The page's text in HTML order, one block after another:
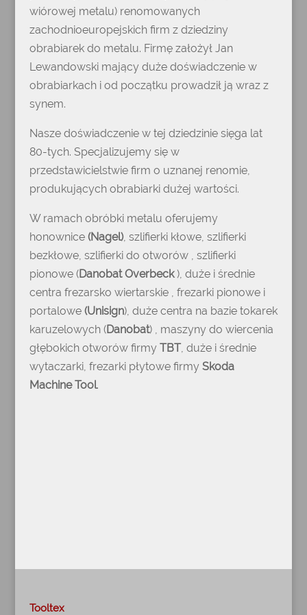
wiórowej metalu) renomowanych
zachodnioeuropejskich firm z dziedziny
obrabiarek do metalu. Firmę założył Jan
Lewandowski mający duże doświadczenie w
obrabiarkach i od początku prowadził ją wraz z
synem.
Nasze doświadczenie w tej dziedzinie sięga lat
80-tych. Specjalizujemy się w
przedstawicielstwie firm o uznanej renomie,
produkujących obrabiarki dużej wartości.
W ramach obróbki metalu oferujemy
honownice (Nagel), szlifierki kłowe, szlifierki
bezkłowe, szlifierki do otworów , szlifierki
pionowe (Danobat Overbeck), duże i średnie
centra frezarsko wiertarskie , frezarki pionowe i
portalowe (Unisign), duże centra na bazie tokarek
karuzelowych (Danobat) , maszyny do wiercenia
głębokich otworów firmy TBT, duże i średnie
wytaczarki, frezarki płytowe firmy Skoda
Machine Tool.
Tooltex